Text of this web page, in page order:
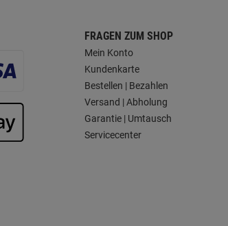
FRAGEN ZUM SHOP
Mein Konto
Kundenkarte
Bestellen | Bezahlen
Versand | Abholung
Garantie | Umtausch
Servicecenter